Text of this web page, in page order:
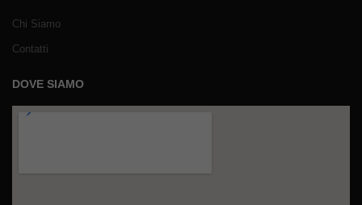
Chi Siamo
Contatti
DOVE SIAMO